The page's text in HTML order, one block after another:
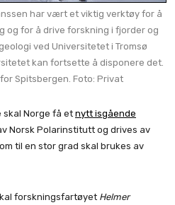
har vært et viktig verktøy for å
og for å drive forskning i fjorder og
ved Universitetet i Tromsø
kan fortsette å disponere det.
Spitsbergen. Foto: Privat
skal Norge få et nytt isgående
Norsk Polarinstitutt og drives av
til en stor grad skal brukes av
forskningsfartøyet Helmer